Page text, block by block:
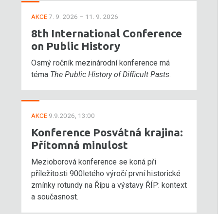
AKCE7. 9. 2026 – 11. 9. 2026
8th International Conference
on Public History
Osmý ročník mezinárodní konference má
téma The Public History of Difficult Pasts.
AKCE 9.9.2026, 13:00
Konference Posvátná krajina:
Přítomná minulost
Mezioborová konference se koná při
příležitosti 900letého výročí první historické
zmínky rotundy na Řípu a výstavy ŘÍP: kontext
a současnost.